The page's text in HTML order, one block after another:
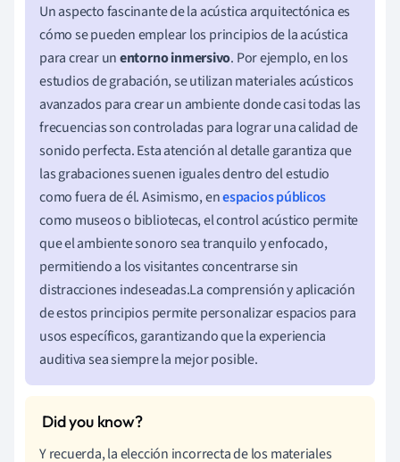
Un aspecto fascinante de la acústica arquitectónica es
cómo se pueden emplear los principios de la acústica
para crear unentorno inmersivo. Por ejemplo, en los
estudios de grabación, se utilizan materiales acústicos
avanzados para crear un ambiente donde casi todas las
frecuencias son controladas para lograr una calidad de
sonido perfecta. Esta atención al detalle garantiza que
las grabaciones suenen iguales dentro del estudio
como fuera de él. Asimismo, enespacios públicos
como museos o bibliotecas, el control acústico permite
que el ambiente sonoro sea tranquilo y enfocado,
permitiendo a los visitantes concentrarse sin
distracciones indeseadas.La comprensión y aplicación
de estos principios permite personalizar espacios para
usos específicos, garantizando que la experiencia
auditiva sea siempre la mejor posible.
Y recuerda, la elección incorrecta de los materiales